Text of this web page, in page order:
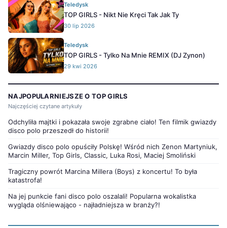
Teledysk
TOP GIRLS - Nikt Nie Kręci Tak Jak Ty
30 lip 2026
Teledysk
TOP GIRLS - Tylko Na Mnie REMIX (DJ Zynon)
29 kwi 2026
NAJPOPULARNIEJSZE O TOP GIRLS
Najczęściej czytane artykuły
Odchyliła majtki i pokazała swoje zgrabne ciało! Ten filmik gwiazdy
disco polo przeszedł do historii!
Gwiazdy disco polo opuściły Polskę! Wśród nich Zenon Martyniuk,
Marcin Miller, Top Girls, Classic, Luka Rosi, Maciej Smoliński
Tragiczny powrót Marcina Millera (Boys) z koncertu! To była
katastrofa!
Na jej punkcie fani disco polo oszalali! Popularna wokalistka
wygląda olśniewająco - najładniejsza w branży?!